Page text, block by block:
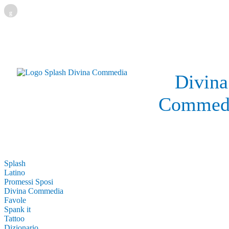
g
Divina
Splash
Latino
Promessi Sposi
Divina Commedia
Favole
Spank it
Tattoo